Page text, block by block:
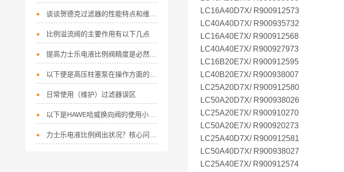
LC16A40D7X/ R900912573
LC40A40D7X/ R900935732
LC16A40E7X/ R900912568
LC40A40E7X/ R900927973
LC16B20E7X/ R900912595
LC40B20E7X/ R900938007
LC25A20D7X/ R900912580
LC50A20D7X/ R900938026
LC25A20E7X/ R900910270
LC50A20E7X/ R900920273
LC25A40D7X/ R900912581
LC50A40D7X/ R900938027
LC25A40E7X/ R900912574
谈谈贺德克过滤器的性能特点和维护保养
比例溢流阀的主要作用有以下几点
提高力士乐电液比例阀精度是必然趋势！
日常使用（维护）过滤器误区
以下是HAWE哈威换向阀的使用小技巧